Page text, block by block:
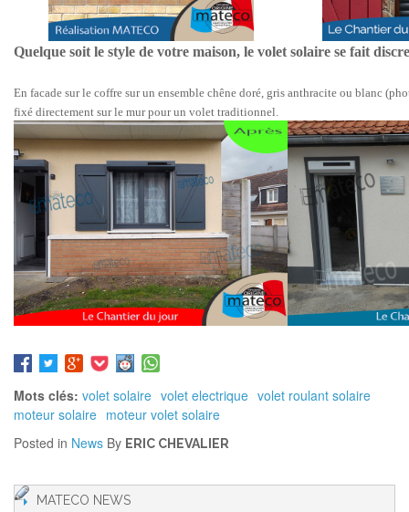
Quelque soit le style de votre maison, le volet solaire se fait
En facade sur le coffre sur un ensemble chêne doré, gris anthracite ou blanc
fixé directement sur le mur pour un volet traditionnel.
Mots clés: volet solaire volet electrique volet roulant solaire
moteur solaire moteur volet solaire
Posted in News By ERIC CHEVALIER
MATECO NEWS